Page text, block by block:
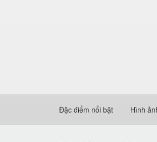
Đặc điểm nổi bật Hình